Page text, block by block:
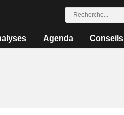
Agenda Conseils